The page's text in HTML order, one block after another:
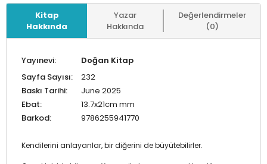
Kitap
Hakkında
Yazar
Hakkında
Değerlendirmeler
(0)
Yayınevi:
Doğan Kitap
Sayfa Sayısı:
232
Baskı Tarihi:
June 2025
Ebat:
13.7x21cm mm
Barkod:
9786255941770
Kendilerini anlayanlar, bir diğerini de büyütebilirler.